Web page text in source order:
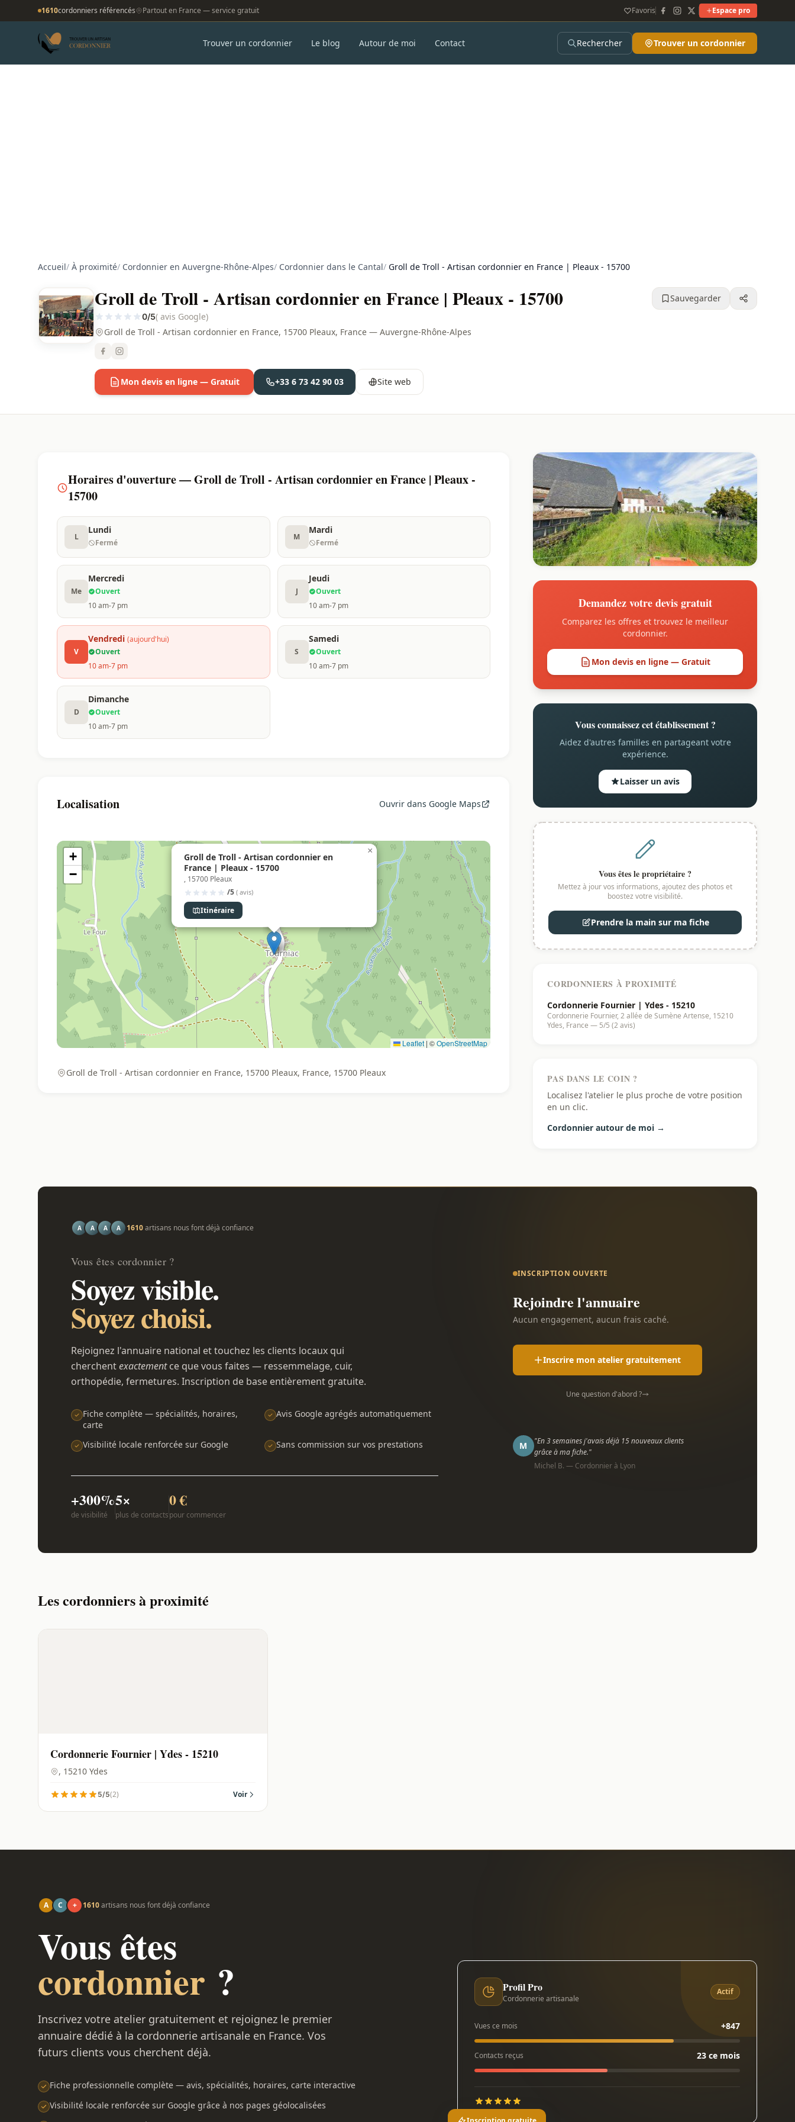
1610cordonniers référencés Partout en France — service gratuit Favoris Espace pro
Trouver un cordonnier Le blog Autour de moi Contact Rechercher Trouver un cordonnier
Accueil/ À proximité/ Cordonnier en Auvergne-Rhône-Alpes/ Cordonnier dans le Cantal/ Groll de Troll - Artisan cordonnier en France | Pleaux - 15700
Groll de Troll - Artisan cordonnier en France | Pleaux - 15700
0/5( avis Google)
Groll de Troll - Artisan cordonnier en France, 15700 Pleaux, France — Auvergne-Rhône-Alpes
Sauvegarder
Mon devis en ligne — Gratuit +33 6 73 42 90 03 Site web
Horaires d'ouverture — Groll de Troll - Artisan cordonnier en France | Pleaux -
15700
L
Lundi
Fermé
M
Mardi
Fermé
Me
Mercredi
Ouvert
10 am-7 pm
J
Jeudi
Ouvert
10 am-7 pm
V
Vendredi (aujourd'hui)
Ouvert
10 am-7 pm
S
Samedi
Ouvert
10 am-7 pm
D
Dimanche
Ouvert
10 am-7 pm
Localisation Ouvrir dans Google Maps
Groll de Troll - Artisan cordonnier en
France | Pleaux - 15700
, 15700 Pleaux
/5 ( avis)
Itinéraire
×
+
−
Leaflet | ©OpenStreetMap
Groll de Troll - Artisan cordonnier en France, 15700 Pleaux, France, 15700 Pleaux
Demandez votre devis gratuit
Comparez les offres et trouvez le meilleur
cordonnier.
Mon devis en ligne — Gratuit
Vous connaissez cet établissement ?
Aidez d'autres familles en partageant votre
expérience.
Laisser un avis
Vous êtes le propriétaire ?
Mettez à jour vos informations, ajoutez des photos et
boostez votre visibilité.
Prendre la main sur ma fiche
CORDONNIERS À PROXIMITÉ
Cordonnerie Fournier | Ydes - 15210
Cordonnerie Fournier, 2 allée de Sumène Artense, 15210
Ydes, France — 5/5 (2 avis)
PAS DANS LE COIN ?
Localisez l'atelier le plus proche de votre position
en un clic.
Cordonnier autour de moi →
A A A A 1610artisans nous font déjà confiance
Vous êtes cordonnier ?
Soyez visible.
Soyez choisi.
Rejoignez l'annuaire national et touchez les clients locaux qui
cherchentexactementce que vous faites — ressemmelage, cuir,
orthopédie, fermetures. Inscription de base entièrement gratuite.
Fiche complète — spécialités, horaires,
carte
Avis Google agrégés automatiquement
Visibilité locale renforcée sur Google Sans commission sur vos prestations
+300%
de visibilité
5×
plus de contacts
0 €
pour commencer
INSCRIPTION OUVERTE
Rejoindre l'annuaire
Aucun engagement, aucun frais caché.
Inscrire mon atelier gratuitement
Une question d'abord ?
M
"En 3 semaines j'avais déjà 15 nouveaux clients
grâce à ma fiche."
Michel B. — Cordonnier à Lyon
Les cordonniers à proximité
Cordonnerie Fournier | Ydes - 15210
, 15210 Ydes
5/5(2) Voir
A C + 1610artisans nous font déjà confiance
Vous êtes
cordonnier ?
Inscrivez votre atelier gratuitement et rejoignez le premier
annuaire dédié à la cordonnerie artisanale en France. Vos
futurs clients vous cherchent déjà.
Fiche professionnelle complète — avis, spécialités, horaires, carte interactive
Visibilité locale renforcée sur Google grâce à nos pages géolocalisées
Profil Pro
Cordonnerie artisanale
Actif
Vues ce mois +847
Contacts reçus 23 ce mois